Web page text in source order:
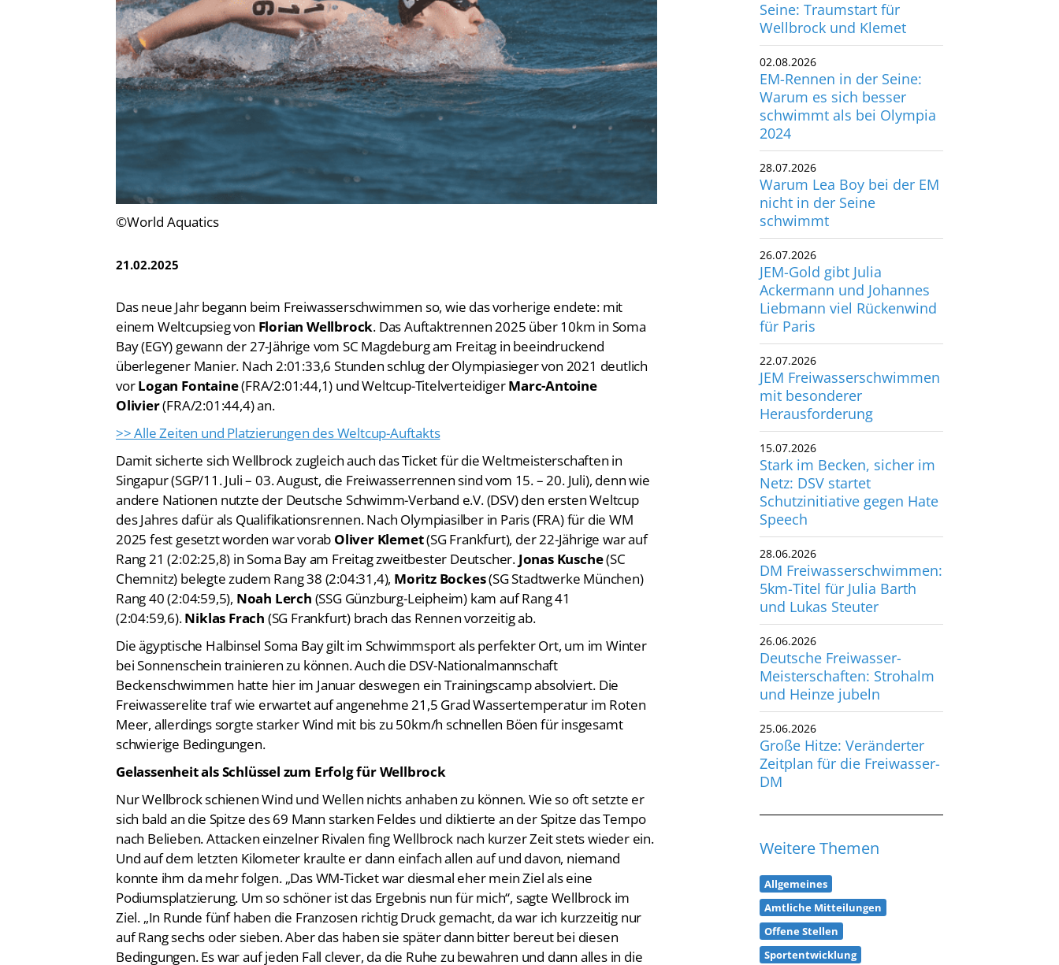
©World Aquatics
einem Weltcupsieg vonFlorian Wellbrock. Das Auftaktrennen 2025 über 10km in Soma
Bay (EGY) gewann der 27-Jährige vom SC Magdeburg am Freitag in beeindruckend
überlegener Manier. Nach 2:01:33,6 Stunden schlug der Olympiasieger von 2021 deutlich
vorLogan Fontaine (FRA/2:01:44,1) und Weltcup-TitelverteidigerMarc-Antoine
Olivier(FRA/2:01:44,4) an.
>> Alle Zeiten und Platzierungen des Weltcup-Auftakts
Damit sicherte sich Wellbrock zugleich auch das Ticket für die Weltmeisterschaften in
Singapur (SGP/11. Juli – 03. August, die Freiwasserrennen sind vom 15. – 20. Juli), denn wie
andere Nationen nutzte der Deutsche Schwimm-Verband e.V. (DSV) den ersten Weltcup
des Jahres dafür als Qualifikationsrennen. Nach Olympiasilber in Paris (FRA) für die WM
2025 fest gesetzt worden war vorabOliver Klemet(SG Frankfurt), der 22-Jährige war auf
Rang 21 (2:02:25,8) in Soma Bay am Freitag zweitbester Deutscher.Jonas Kusche(SC
Chemnitz) belegte zudem Rang 38 (2:04:31,4),Moritz Bockes(SG Stadtwerke München)
Rang 40 (2:04:59,5),Noah Lerch(SSG Günzburg-Leipheim) kam auf Rang 41
(2:04:59,6).Niklas Frach(SG Frankfurt) brach das Rennen vorzeitig ab.
Die ägyptische Halbinsel Soma Bay gilt im Schwimmsport als perfekter Ort, um im Winter
bei Sonnenschein trainieren zu können. Auch die DSV-Nationalmannschaft
Beckenschwimmen hatte hier im Januar deswegen ein Trainingscamp absolviert. Die
Freiwasserelite traf wie erwartet auf angenehme 21,5 Grad Wassertemperatur im Roten
Meer, allerdings sorgte starker Wind mit bis zu 50km/h schnellen Böen für insgesamt
schwierige Bedingungen.
Gelassenheit als Schlüssel zum Erfolg für Wellbrock
Nur Wellbrock schienen Wind und Wellen nichts anhaben zu können. Wie so oft setzte er
sich bald an die Spitze des 69 Mann starken Feldes und diktierte an der Spitze das Tempo
nach Belieben. Attacken einzelner Rivalen fing Wellbrock nach kurzer Zeit stets wieder ein.
Und auf dem letzten Kilometer kraulte er dann einfach allen auf und davon, niemand
konnte ihm da mehr folgen. „Das WM-Ticket war diesmal eher mein Ziel als eine
Podiumsplatzierung. Um so schöner ist das Ergebnis nun für mich“, sagte Wellbrock im
Ziel. „In Runde fünf haben die Franzosen richtig Druck gemacht, da war ich kurzzeitig nur
auf Rang sechs oder sieben. Aber das haben sie später dann bitter bereut bei diesen
Bedingungen. Es war auf jeden Fall clever, da die Ruhe zu bewahren und dann alles in die
letzte Runde zu packen.“
Wellbrock und Klemet
EM-Rennen in der Seine:
Warum es sich besser
schwimmt als bei Olympia
2024
Warum Lea Boy bei der EM
nicht in der Seine
schwimmt
JEM-Gold gibt Julia
Ackermann und Johannes
Liebmann viel Rückenwind
für Paris
JEM Freiwasserschwimmen
mit besonderer
Herausforderung
Stark im Becken, sicher im
Netz: DSV startet
Schutzinitiative gegen Hate
Speech
28.06.2026
DM Freiwasserschwimmen:
5km-Titel für Julia Barth
und Lukas Steuter
Deutsche Freiwasser-
Meisterschaften: Strohalm
und Heinze jubeln
Große Hitze: Veränderter
Zeitplan für die Freiwasser-
DM
Amtliche Mitteilungen
Offene Stellen
Sportentwicklung
Verantwortung
Vereinsfinder
Lizenzwesen
Zentrale Hinweisstelle
Anti-Doping
Recht auf sicheren Schwimmsport
Schwimmen
Freiwasserschwimmen
Wasserspringen
Wasserball
Synchronschwimmen
Masterssport
Deutscher Schwimm-Verband e.V.
Korbacher Straße 93
D-34132 Kassel
Fax: +49 561 94083-15
info@dsv.de